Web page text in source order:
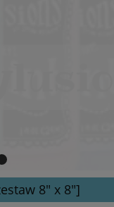
8" x 8"]